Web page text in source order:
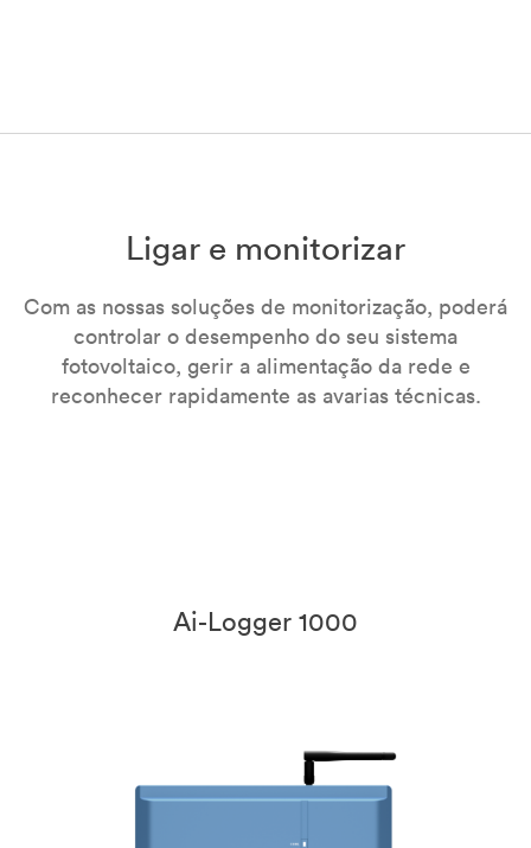
Ligar e monitorizar
Com as nossas soluções de monitorização, poderá
controlar o desempenho do seu sistema
fotovoltaico, gerir a alimentação da rede e
reconhecer rapidamente as avarias técnicas.
Ai-Logger 1000